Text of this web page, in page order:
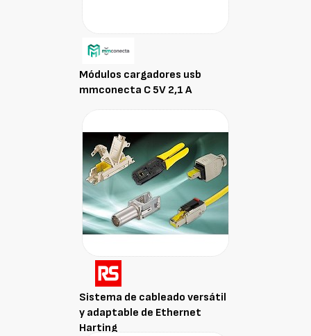
Módulos cargadores usb
mmconecta C 5V 2,1 A
Sistema de cableado versátil
y adaptable de Ethernet
Harting